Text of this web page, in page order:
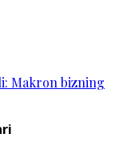
Makron bizning